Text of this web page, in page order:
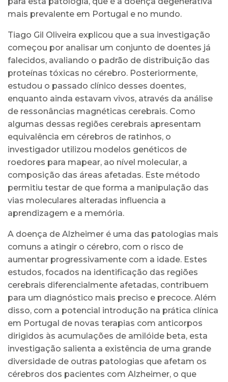
mais prevalente em Portugal e no mundo.
Tiago Gil Oliveira explicou que a sua investigação
começou por analisar um conjunto de doentes já
falecidos, avaliando o padrão de distribuição das
proteínas tóxicas no cérebro. Posteriormente,
estudou o passado clínico desses doentes,
enquanto ainda estavam vivos, através da análise
de ressonâncias magnéticas cerebrais. Como
algumas dessas regiões cerebrais apresentam
equivalência em cérebros de ratinhos, o
investigador utilizou modelos genéticos de
roedores para mapear, ao nível molecular, a
composição das áreas afetadas. Este método
permitiu testar de que forma a manipulação das
vias moleculares alteradas influencia a
aprendizagem e a memória.
A doença de Alzheimer é uma das patologias mais
comuns a atingir o cérebro, com o risco de
aumentar progressivamente com a idade. Estes
estudos, focados na identificação das regiões
cerebrais diferencialmente afetadas, contribuem
para um diagnóstico mais preciso e precoce. Além
disso, com a potencial introdução na prática clínica
em Portugal de novas terapias com anticorpos
dirigidos às acumulações de amilóide beta, esta
investigação salienta a existência de uma grande
diversidade de outras patologias que afetam os
cérebros dos pacientes com Alzheimer, o que